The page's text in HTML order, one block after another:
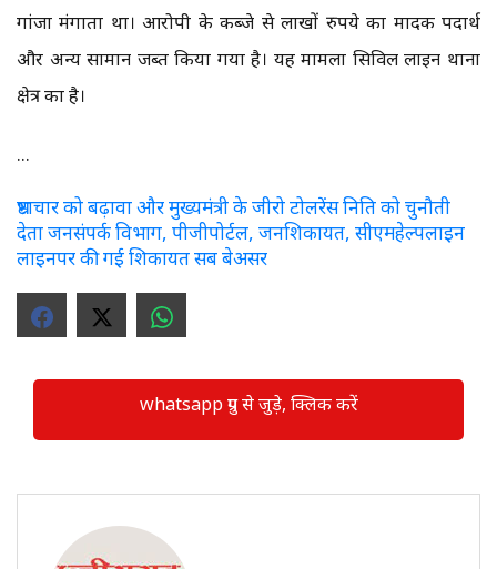
गांजा मंगाता था। आरोपी के कब्जे से लाखों रुपये का मादक पदार्थ
और अन्य सामान जब्त किया गया है। यह मामला सिविल लाइन थाना
क्षेत्र का है।
...
भ्रष्टाचार को बढ़ावा और मुख्यमंत्री के जीरो टोलरेंस निति को चुनौती
देता जनसंपर्क विभाग, पीजीपोर्टल, जनशिकायत, सीएमहेल्पलाइन
लाइनपर की गई शिकायत सब बेअसर
whatsapp ग्रुप से जुड़े, क्लिक करें